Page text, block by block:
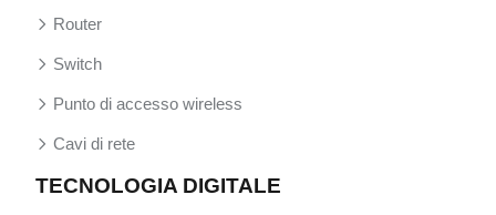
Router
Switch
Punto di accesso wireless
Cavi di rete
TECNOLOGIA DIGITALE